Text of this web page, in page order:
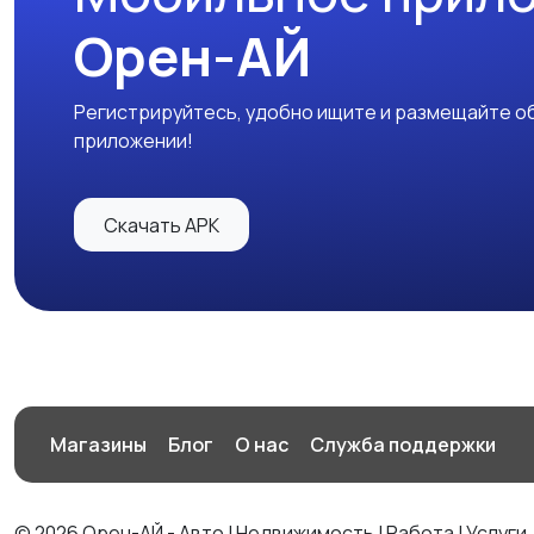
Орен-АЙ
Регистрируйтесь, удобно ищите и размещайте
приложении!
Скачать APK
Магазины Блог О нас Служба поддержки